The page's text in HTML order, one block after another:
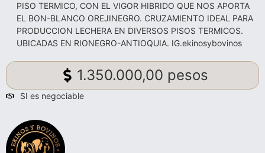
PISO TERMICO, CON EL VIGOR HIBRIDO QUE NOS APORTA
EL ️️BON-BLANCO OREJINEGRO️️. CRUZAMIENTO IDEAL PARA
PRODUCCION LECHERA EN DIVERSOS PISOS TERMICOS.
️UBICADAS EN RIONEGRO-ANTIOQUIA. IG.ekinosybovinos
1.350.000,00 pesos
SI es negociable